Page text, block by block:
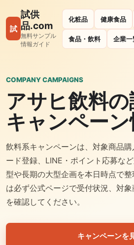
試
試供
品.com
無料サンプル
情報ガイド
化粧品 健康食品
食品・飲料 企業一
COMPANY CAMPAIGNS
アサヒ飲料の
キャンペーン
飲料系キャンペーンは、対象商品
ード登録、LINE・ポイント応募な
型や長期の大型企画を本日時点で
は必ず公式ページで受付状況、対
を確認してください。
キャンペーンを